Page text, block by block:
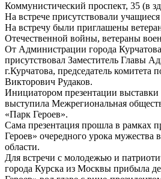
Коммунистический проспект, 35 (в
На встрече присутствовали
На встречу были приглашены
Отечественной войны, ветераны
От Администрации города
присутствовал Заместитель Главы
г.Курчатова, председатель
Викторович Рудаков.
Инициатором презентации выставки
выступила Межрегиональная
«Парк Героев».
Сама презентация прошла в рамках
Героев» очередного урока мужества
области.
Для встречи с молодежью и
города Курска из Москвы прибыла